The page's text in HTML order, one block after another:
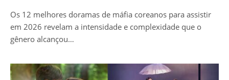
Os 12 melhores doramas de máfia coreanos para assistir
em 2026 revelam a intensidade e complexidade que o
gênero alcançou…